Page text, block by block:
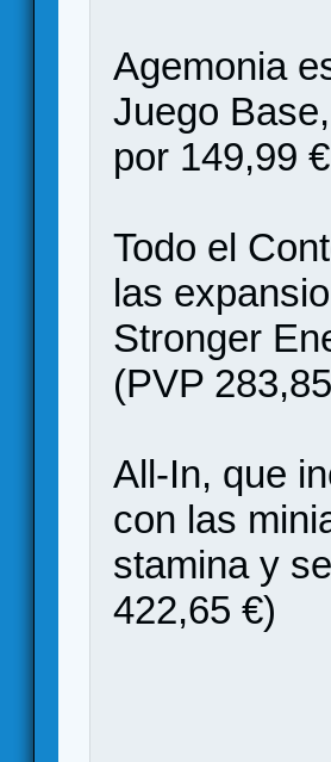
Agemonia
Juego
por 149,99
Todo el
las
Stronger
(PVP
All-In, que
con las
stamina y
422,65 €)